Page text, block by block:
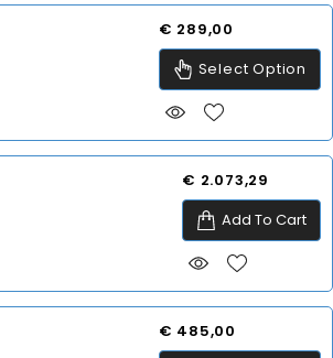
Prijs
€ 289,00
Select Option
Prijs
€ 2.073,29
Add To Cart
Prijs
€ 485,00